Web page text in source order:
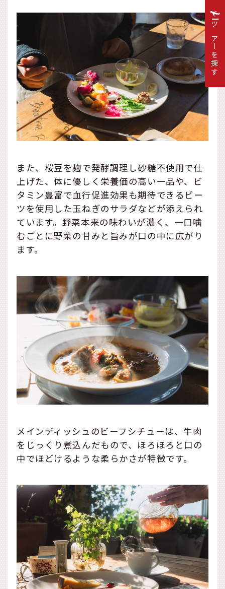
また、桜豆を麹で発酵調理し砂糖不使用で仕
上げた、体に優しく栄養価の高い一品や、ビ
タミン豊富で血行促進効果も期待できるビー
ツを使用した玉ねぎのサラダなどが添えられ
ています。野菜本来の味わいが濃く、一口噛
むごとに野菜の甘みと旨みが口の中に広がり
ます。
メインディッシュのビーフシチューは、牛肉
をじっくり煮込んだもので、ほろほろと口の
中でほどけるような柔らかさが特徴です。
ツアーを探す